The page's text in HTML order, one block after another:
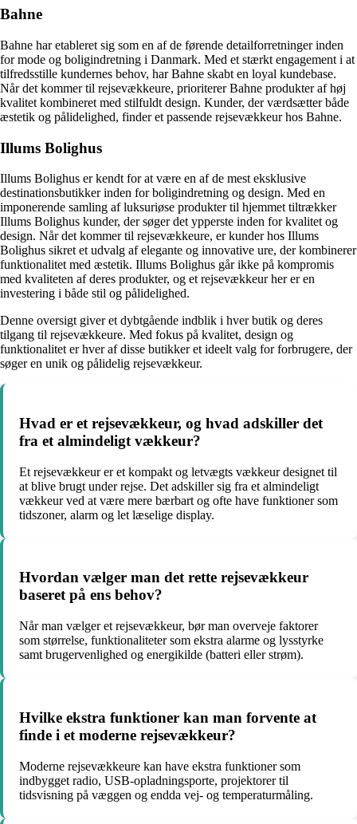
Bahne
Bahne har etableret sig som en af de førende detailforretninger inden
for mode og boligindretning i Danmark. Med et stærkt engagement i at
tilfredsstille kundernes behov, har Bahne skabt en loyal kundebase.
Når det kommer til rejsevækkeure, prioriterer Bahne produkter af høj
kvalitet kombineret med stilfuldt design. Kunder, der værdsætter både
æstetik og pålidelighed, finder et passende rejsevækkeur hos Bahne.
Illums Bolighus
Illums Bolighus er kendt for at være en af de mest eksklusive
destinationsbutikker inden for boligindretning og design. Med en
imponerende samling af luksuriøse produkter til hjemmet tiltrækker
Illums Bolighus kunder, der søger det ypperste inden for kvalitet og
design. Når det kommer til rejsevækkeure, er kunder hos Illums
Bolighus sikret et udvalg af elegante og innovative ure, der kombinerer
funktionalitet med æstetik. Illums Bolighus går ikke på kompromis
med kvaliteten af deres produkter, og et rejsevækkeur her er en
investering i både stil og pålidelighed.
Denne oversigt giver et dybtgående indblik i hver butik og deres
tilgang til rejsevækkeure. Med fokus på kvalitet, design og
funktionalitet er hver af disse butikker et ideelt valg for forbrugere, der
søger en unik og pålidelig rejsevækkeur.
Hvad er et rejsevækkeur, og hvad adskiller det
fra et almindeligt vækkeur?
Et rejsevækkeur er et kompakt og letvægts vækkeur designet til
at blive brugt under rejse. Det adskiller sig fra et almindeligt
vækkeur ved at være mere bærbart og ofte have funktioner som
tidszoner, alarm og let læselige display.
Hvordan vælger man det rette rejsevækkeur
baseret på ens behov?
Når man vælger et rejsevækkeur, bør man overveje faktorer
som størrelse, funktionaliteter som ekstra alarme og lysstyrke
samt brugervenlighed og energikilde (batteri eller strøm).
Hvilke ekstra funktioner kan man forvente at
finde i et moderne rejsevækkeur?
Moderne rejsevækkeure kan have ekstra funktioner som
indbygget radio, USB-opladningsporte, projektorer til
tidsvisning på væggen og endda vej- og temperaturmåling.